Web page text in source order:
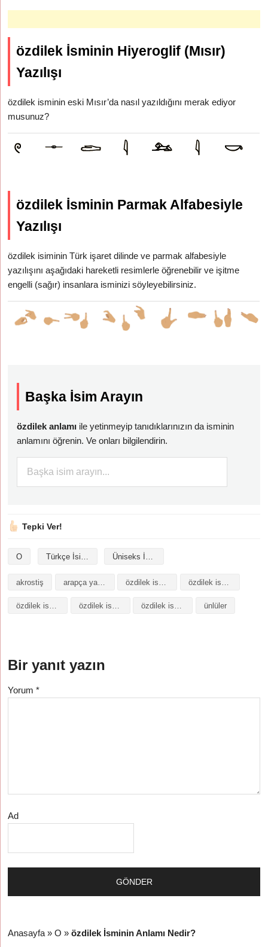
özdilek İsminin Hiyeroglif (Mısır)
Yazılışı
özdilek isminin eski Mısır’da nasıl yazıldığını merak ediyor
musunuz?
özdilek İsminin Parmak Alfabesiyle
Yazılışı
özdilek isiminin Türk işaret dilinde ve parmak alfabesiyle
yazılışını aşağıdaki hareketli resimlerle öğrenebilir ve işitme
engelli (sağır) insanlara isminizi söyleyebilirsiniz.
Başka İsim Arayın
özdilek anlamı ile yetinmeyip tanıdıklarınızın da isminin
anlamını öğrenin. Ve onları bilgilendirin.
Tepki Ver!
O Türkçe İsimler Üniseks İsimler
akrostiş arapça yazılışı
özdilek isminin baş harfleriyle şiir özdilek isminin kökeni özdilek isminin numerolojisi ünlüler
Bir yanıt yazın
Yorum*
Ad
Anasayfa »O »özdilek İsminin Anlamı Nedir?